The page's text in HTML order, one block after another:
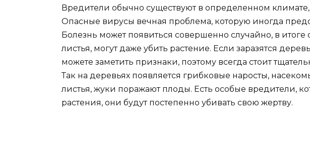
Вредители обычно существуют в определенном климате,
Опасные вирусы вечная проблема, которую иногда
Болезнь может появиться совершенно случайно, в
листья, могут даже убить растение. Если заразятся
можете заметить признаки, поэтому всегда стоит
Так на деревьях появляется грибковые наросты,
листья, жуки поражают плоды. Есть особые вредители,
растения, они будут постепенно убивать свою жертву.